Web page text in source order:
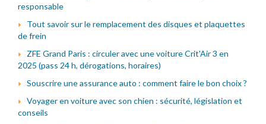
responsable
Tout savoir sur le remplacement des disques et plaquettes
de frein
ZFE Grand Paris : circuler avec une voiture Crit'Air 3 en
2025 (pass 24 h, dérogations, horaires)
Souscrire une assurance auto : comment faire le bon choix ?
Voyager en voiture avec son chien : sécurité, législation et
conseils